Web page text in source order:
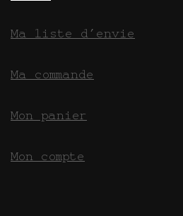
Ma liste d’envie
Ma commande
Mon panier
Mon compte